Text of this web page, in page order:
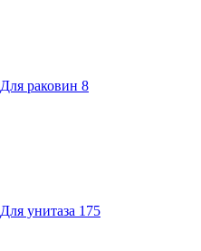
Для раковин 8
Для унитаза 175